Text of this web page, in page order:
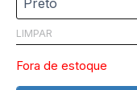
LIMPAR
Fora de estoque